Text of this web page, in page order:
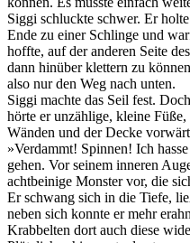
Siggi schluckte schwer. Er
Ende zu einer Schlinge und
hoffte, auf der anderen Seite
dann hinüber klettern zu
also nur den Weg nach unten.
Siggi machte das Seil fest.
hörte er unzählige, kleine
Wänden und der Decke
»Verdammt! Spinnen! Ich
gehen. Vor seinem inneren
achtbeinige Monster vor, die
Er schwang sich in die Tiefe,
neben sich konnte er mehr
Krabbelten dort auch diese